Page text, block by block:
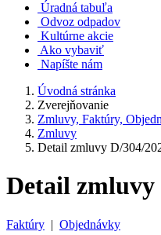
Úradná tabuľa
Odvoz odpadov
Kultúrne akcie
Ako vybaviť
Napíšte nám
Úvodná stránka
Zverejňovanie
Zmluvy, Faktúry,
Zmluvy
Detail zmluvy D/304/
Detail zmluvy
Faktúry | Objednávky